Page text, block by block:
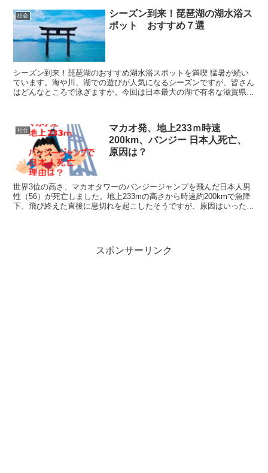
社会
シーズン到来！琵琶湖の湖水浴ス
ポット おすすめ７選
シーズン到来！琵琶湖のおすすめ湖水浴スポットを満喫 猛暑が続い
ています。海や川、湖での遊びが人気になるシーズンですが、皆さん
はどんなところで泳ぎますか。今回は日本最大の湖で有名な滋賀県の
社会
マカオ発、地上233ｍ時速
200km、バンジー 日本人死亡、
原因は？
世界3位の高さ、マカオタワーのバンジージャンプを飛んだ日本人男
性（56）が死亡しました。地上233mの高さから時速約200kmで急降
下、飛び終えた直後に息切れを起こしたそうですが、原因はいったい
スポンサーリンク